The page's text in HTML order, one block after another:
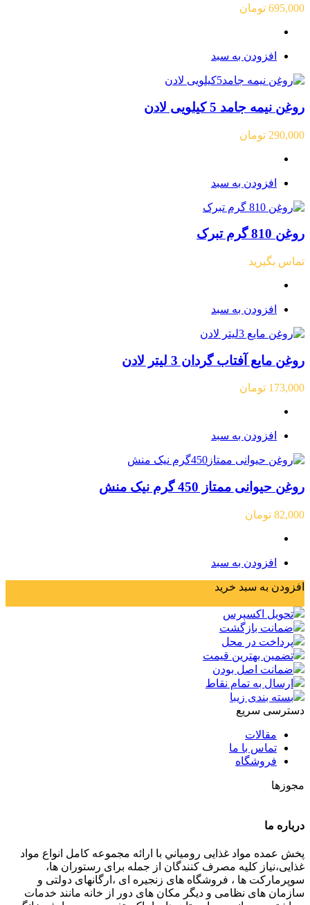
695,000 تومان
افزودن به سبد
روغن نیمه جامد 5 کیلویی لادن
290,000 تومان
افزودن به سبد
روغن 810 گرم تبرک
تماس بگیرید
افزودن به سبد
روغن مایع آفتاب گردان 3 لیتر لادن
173,000 تومان
افزودن به سبد
روغن حیوانی ممتاز 450 گرم نیک منش
82,000 تومان
افزودن به سبد
افزودن به سبد خرید
تحویل اکسپرس
ضمانت بازگشت
پرداخت در محل
تضمین بهترین قیمت
ضمانت اصل بودن
ارسال به تمام نقاط
بسته بندی زیبا
دسترسی سریع
مقالات
تماس با ما
فروشگاه
مجوزها
درباره ما
پخش عمده مواد غذایی رومياني با ارائه مجموعه كامل انواع مواد
غذایی،نياز كليه مصرف كنندگان از جمله برای رستوران ها،
سوپرمارکت ها ، فروشگاه های زنجیره ای ،ارگانهای دولتی و
سازمان های نظامی و دیگر مکان های دور از خانه مانند خدمات